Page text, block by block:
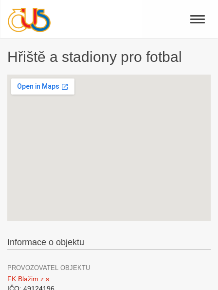
Toggle
Hřiště a stadiony pro fotbal
Informace o objektu
PROVOZOVATEL OBJEKTU
FK Blažim z.s.